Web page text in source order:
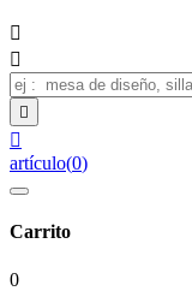




artículo(0)
Carrito
0